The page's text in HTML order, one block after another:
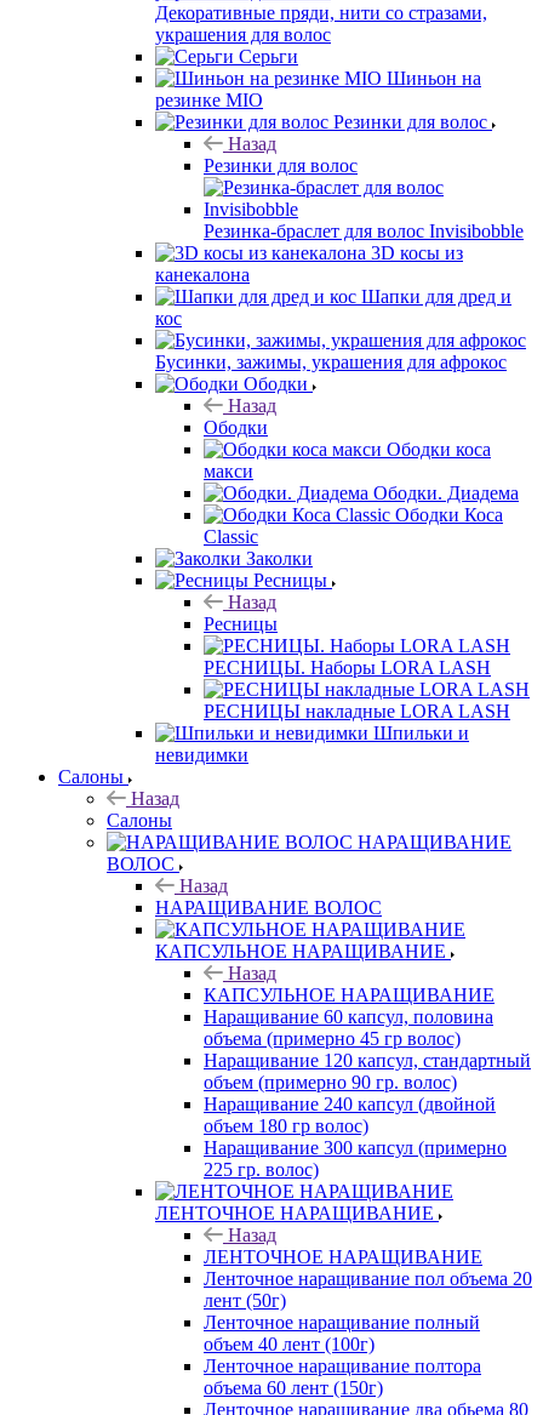
Декоративные пряди, нити со стразами,
украшения для волос
Серьги
Шиньон на
резинке MIO
Резинки для волос
Назад
Резинки для волос
Резинка-браслет для волос Invisibobble
3D косы из
канекалона
Шапки для дред и
кос
Бусинки, зажимы, украшения для афрокос
Ободки
Назад
Ободки
Ободки коса
макси
Ободки. Диадема
Ободки Коса
Classic
Заколки
Ресницы
Назад
Ресницы
РЕСНИЦЫ. Наборы LORA LASH
РЕСНИЦЫ накладные LORA LASH
Шпильки и
невидимки
Салоны
Назад
Салоны
НАРАЩИВАНИЕ
ВОЛОС
Назад
НАРАЩИВАНИЕ ВОЛОС
КАПСУЛЬНОЕ НАРАЩИВАНИЕ
Назад
КАПСУЛЬНОЕ НАРАЩИВАНИЕ
Наращивание 60 капсул, половина
объема (примерно 45 гр волос)
Наращивание 120 капсул, стандартный
объем (примерно 90 гр. волос)
Наращивание 240 капсул (двойной
объем 180 гр волос)
Наращивание 300 капсул (примерно
225 гр. волос)
ЛЕНТОЧНОЕ НАРАЩИВАНИЕ
Назад
ЛЕНТОЧНОЕ НАРАЩИВАНИЕ
Ленточное наращивание пол объема 20
лент (50г)
Ленточное наращивание полный
объем 40 лент (100г)
Ленточное наращивание полтора
объема 60 лент (150г)
Ленточное наращивание два обьема 80